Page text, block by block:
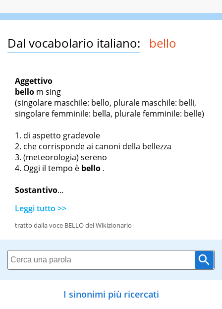
Dal vocabolario italiano: bello
Aggettivo
bello m sing
(singolare maschile: bello, plurale maschile: belli,
singolare femminile: bella, plurale femminile: belle)
di aspetto gradevole
che corrisponde ai canoni della bellezza
(meteorologia) sereno
Oggi il tempo è bello .
Sostantivo...
Leggi tutto >>
tratto dalla voce BELLO del Wikizionario
I sinonimi più ricercati